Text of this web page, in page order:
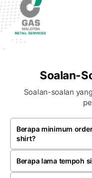
Soalan-
Soalan-soalan
Berapa minimum
shirt?
Minimum order
printing yang dipilih.
sekitar 20 hingga 30
Berapa lama tempoh
Kebiasaannya